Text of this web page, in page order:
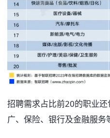
招聘需求占比前20的职业
广、保险、银行及金融服务